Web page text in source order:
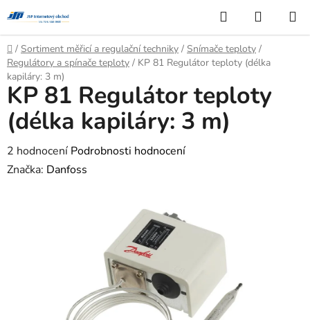
na
obsah
Hledat
KOŠÍK
Domů
/ Sortiment měřicí a regulační techniky / Snímače teploty /
Regulátory a spínače teploty / KP 81 Regulátor teploty (délka
kapiláry: 3 m)
KP 81 Regulátor teploty
(délka kapiláry: 3 m)
Průměrné
hodnocení
2 hodnocení Podrobnosti hodnocení
Značka: Danfoss